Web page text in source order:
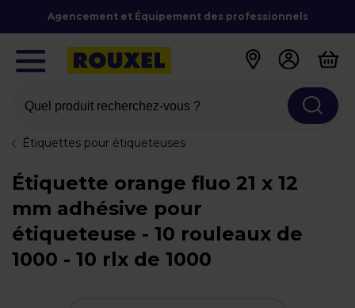
Agencement et Équipement des professionnels
Quel produit recherchez-vous ?
Étiquettes pour étiqueteuses
Étiquette orange fluo 21 x 12
mm adhésive pour
étiqueteuse - 10 rouleaux de
1000 - 10 rlx de 1000